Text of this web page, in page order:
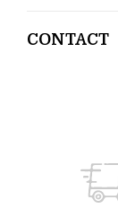
CONTACT